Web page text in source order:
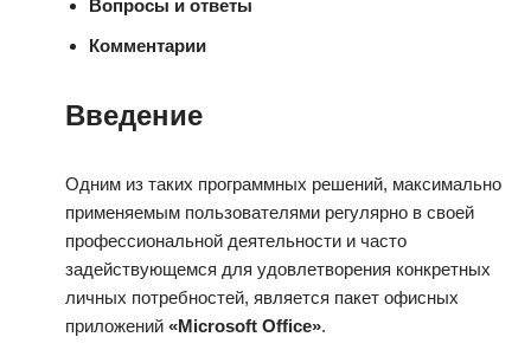
Вопросы и ответы
Комментарии
Введение
Одним из таких программных решений, максимально
применяемым пользователями регулярно в своей
профессиональной деятельности и часто
задействующемся для удовлетворения конкретных
личных потребностей, является пакет офисных
приложений «Microsoft Office».